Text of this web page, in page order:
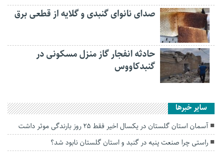
صدای نانوای گنبدی و گلایه از قطعی برق
حادثه انفجار گاز منزل مسکونی در
گنبدکاووس
سایر خبرها
آسمان استان گلستان در یکسال اخیر فقط ۲۵ روز بارندگی موثر داشت
راستی چرا صنعت پنبه در گنبد و استان گلستان نابود شد؟